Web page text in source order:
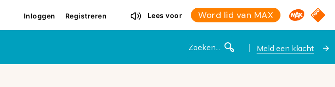
Inloggen Registreren Lees voor Word lid van MAX Omroep
NPO
Zoeken
Meld een klacht